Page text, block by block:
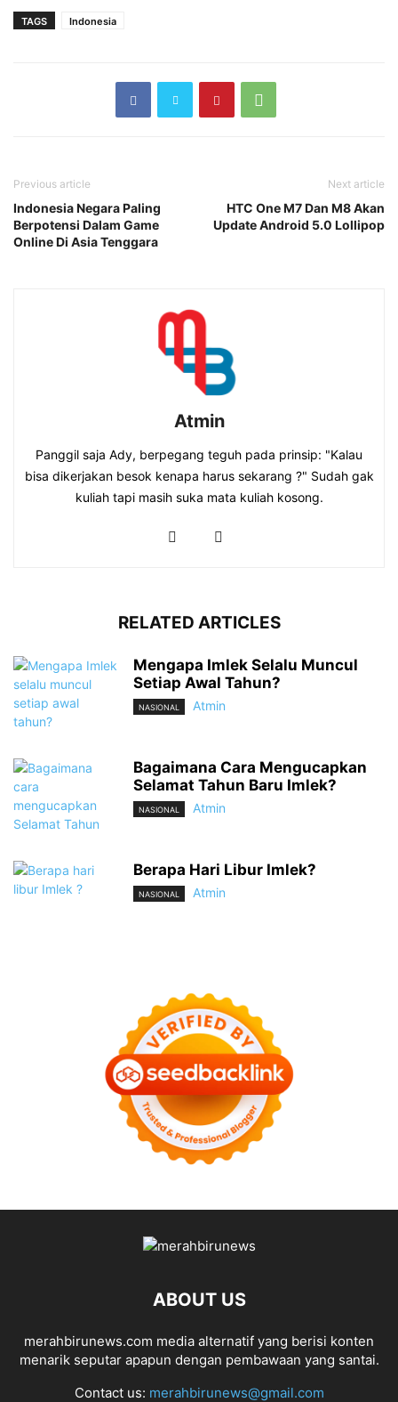
TAGS Indonesia
Previous article
Indonesia Negara Paling
Berpotensi Dalam Game
Online Di Asia Tenggara
Next article
HTC One M7 Dan M8 Akan
Update Android 5.0 Lollipop
Atmin
Panggil saja Ady, berpegang teguh pada prinsip: "Kalau
bisa dikerjakan besok kenapa harus sekarang ?" Sudah gak
kuliah tapi masih suka mata kuliah kosong.
RELATED ARTICLES
Mengapa Imlek Selalu Muncul
Setiap Awal Tahun?
NASIONAL Atmin
Bagaimana Cara Mengucapkan
Selamat Tahun Baru Imlek?
NASIONAL Atmin
Berapa Hari Libur Imlek?
NASIONAL Atmin
ABOUT US
merahbirunews.com media alternatif yang berisi konten
menarik seputar apapun dengan pembawaan yang santai.
Contact us: merahbirunews@gmail.com